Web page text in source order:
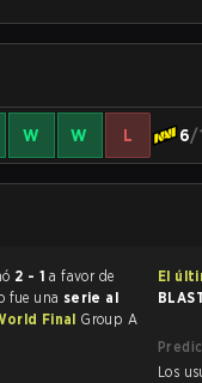
W W L 6/
2 - 1 a favor de
fue una serie al
Final Group A
El
Los usuarios de